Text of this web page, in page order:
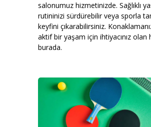
salonumuz hizmetinizde. Sağlıklı
rutininizi sürdürebilir veya sporla
keyfini çıkarabilirsiniz.
aktif bir yaşam için ihtiyacınız olan
burada.